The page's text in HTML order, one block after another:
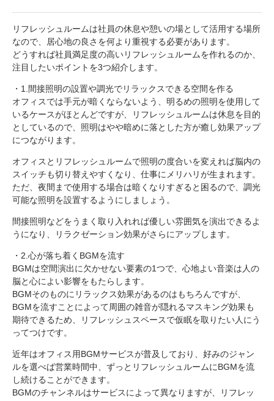
リフレッシュルームは社員の休息や憩いの場として活用する場所
なので、居心地の良さを何より重視する必要があります。
どうすれば社員満足度の高いリフレッシュルームを作れるのか、
注目したいポイントを3つ紹介します。
・1.間接照明の設置や調光でリラックスできる空間を作る
オフィスでは手元が暗くならないよう、明るめの照明を使用して
いるケースがほとんどですが、リフレッシュルームは休息を目的
としているので、照明はやや暗めに落とした方が癒し効果アップ
につながります。
オフィスとリフレッシュルームで照明の度合いを変えれば脳内の
スイッチも切り替えやすくなり、仕事にメリハリが生まれます。
ただ、夜間まで使用する場合は暗くなりすぎると困るので、調光
可能な照明を設置するようにしましょう。
間接照明などをうまく取り入れれば優しい雰囲気を演出できるよ
うになり、リラクゼーション効果がさらにアップします。
・2.心が落ち着くBGMを流す
BGMは空間演出に欠かせない要素の1つで、心地よい音楽は人の
脳と心によい影響をもたらします。
BGMそのものにリラックス効果があるのはもちろんですが、
BGMを流すことによって周囲の雑音が隠れるマスキング効果も
期待できるため、リフレッシュスペースで仮眠を取りたい人にう
ってつけです。
近年はオフィス用BGMサービスが普及しており、好みのジャン
ルを選べば営業時間中、ずっとリフレッシュルームにBGMを流
し続けることができます。
BGMのチャンネルはサービスによって異なりますが、リフレッ